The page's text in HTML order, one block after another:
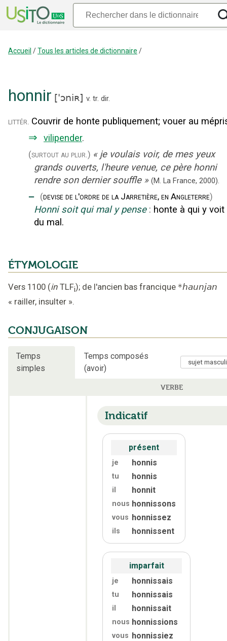
Accueil /Tous les articles de dictionnaire /
honnir ['ɔniʀ] v. tr. dir.
littér. Couvrir de honte publiquement; vouer au
⇒ vilipender.
(surtout au plur.) « je voulais voir, de mes yeux
grands ouverts, l'heure venue, ce père honni
rendre son dernier souffle » (M. La France, 2000).
‒ (devise de l'ordre de la Jarretière, en Angleterre)
Honni soit qui mal y pense : honte à qui y voit
du mal.
ÉTYMOLOGIE
Vers 1100 (in TLFi); de l'ancien bas francique *haunjan
« railler, insulter ».
CONJUGAISON
Temps
simples
Temps composés
(avoir)
VERBE
Indicatif
présent
je honnis
tu honnis
il honnit
nous honnissons
vous honnissez
ils honnissent
imparfait
je honnissais
tu honnissais
il honnissait
nous honnissions
vous honnissiez